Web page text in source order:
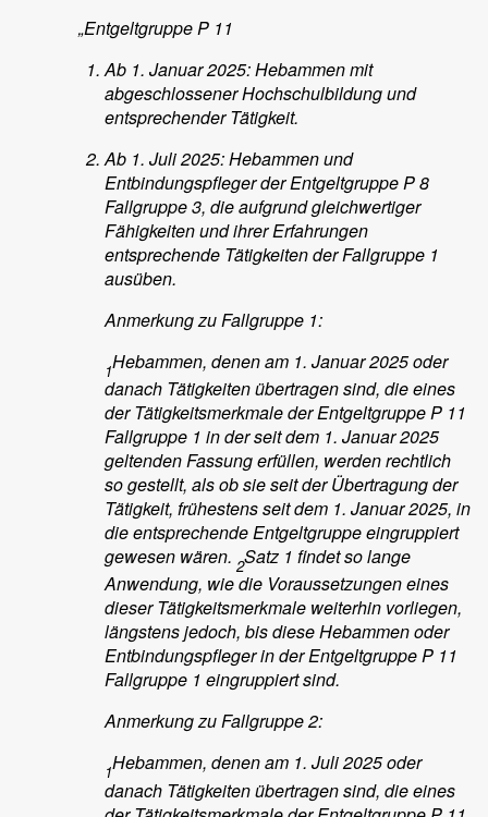
„Entgeltgruppe P 11
Ab 1. Januar 2025:Hebammen mit
abgeschlossener Hochschulbildung und
entsprechender Tätigkeit.
Ab 1. Juli 2025:Hebammen und
Entbindungspfleger der Entgeltgruppe P 8
Fallgruppe 3, die aufgrund gleichwertiger
Fähigkeiten und ihrer Erfahrungen
entsprechende Tätigkeiten der Fallgruppe 1
ausüben.
Anmerkung zu Fallgruppe 1:
1Hebammen, denen am 1. Januar 2025 oder
danach Tätigkeiten übertragen sind, die eines
der Tätigkeitsmerkmale der Entgeltgruppe P 11
Fallgruppe 1 in der seit dem 1. Januar 2025
geltenden Fassung erfüllen, werden rechtlich
so gestellt, als ob sie seit der Übertragung der
Tätigkeit, frühestens seit dem 1. Januar 2025, in
die entsprechende Entgeltgruppe eingruppiert
gewesen wären. 2Satz 1 findet so lange
Anwendung, wie die Voraussetzungen eines
dieser Tätigkeitsmerkmale weiterhin vorliegen,
längstens jedoch, bis diese Hebammen oder
Entbindungspfleger in der Entgeltgruppe P 11
Fallgruppe 1 eingruppiert sind.
Anmerkung zu Fallgruppe 2:
1Hebammen, denen am 1. Juli 2025 oder
danach Tätigkeiten übertragen sind, die eines